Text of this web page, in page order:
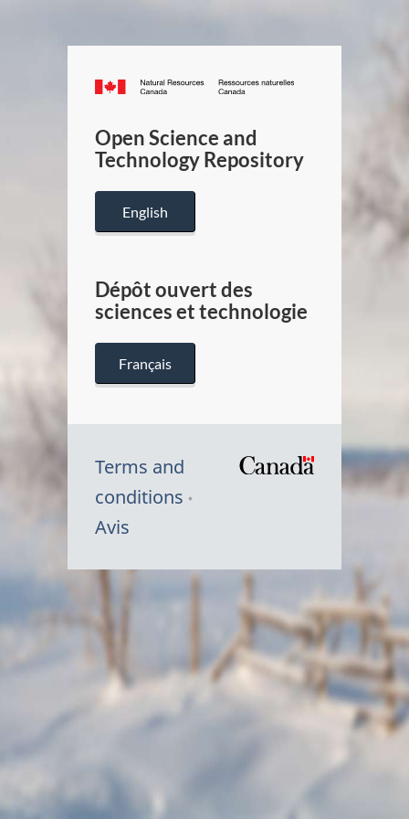
Canada.ca
/
Canada
Open Science and
Technology Repository
English
Dépôt ouvert des
sciences et technologie
Français
Terms and
conditions
Avis
Symbole
Canada